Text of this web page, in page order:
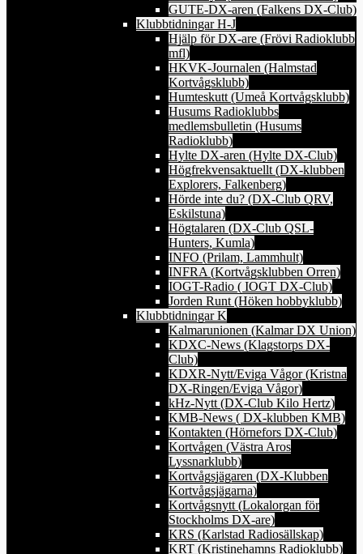
GUTE-DX-aren (Falkens DX-Club)
Klubbtidningar H-J
Hjälp för DX-are (Frövi Radioklubb
mfl)
HKVK-Journalen (Halmstad
Kortvågsklubb)
Humteskutt (Umeå Kortvågsklubb)
Husums Radioklubbs
medlemsbulletin (Husums
Radioklubb)
Hylte DX-aren (Hylte DX-Club)
Högfrekvensaktuellt (DX-klubben
Explorers, Falkenberg)
Hörde inte du? (DX-Club QRV,
Eskilstuna)
Högtalaren (DX-Club QSL-
Hunters, Kumla)
INFO (Prilam, Lammhult)
INFRA (Kortvågsklubben Orren)
IOGT-Radio ( IOGT DX-Club)
Jorden Runt (Höken hobbyklubb)
Klubbtidningar K
Kalmarunionen (Kalmar DX Union)
KDXC-News (Klagstorps DX-
Club)
KDXR-Nytt/Eviga Vågor (Kristna
DX-Ringen/Eviga Vågor)
kHz-Nytt (DX-Club Kilo Hertz)
KMB-News ( DX-klubben KMB)
Kontakten (Hörnefors DX-Club)
Kortvågen (Västra Aros
Lyssnarklubb)
Kortvågsjägaren (DX-Klubben
Kortvågsjägarna)
Kortvågsnytt (Lokalorgan för
Stockholms DX-are)
KRS (Karlstad Radiosällskap)
KRT (Kristinehamns Radioklubb)